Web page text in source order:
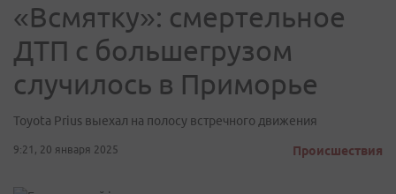
«Всмятку»: смертельное
ДТП с большегрузом
случилось в Приморье
Toyota Prius выехал на полосу встречного движения
9:21, 20 января 2025 Происшествия